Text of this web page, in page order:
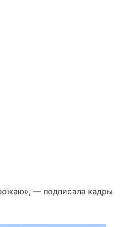
— подписала кадры